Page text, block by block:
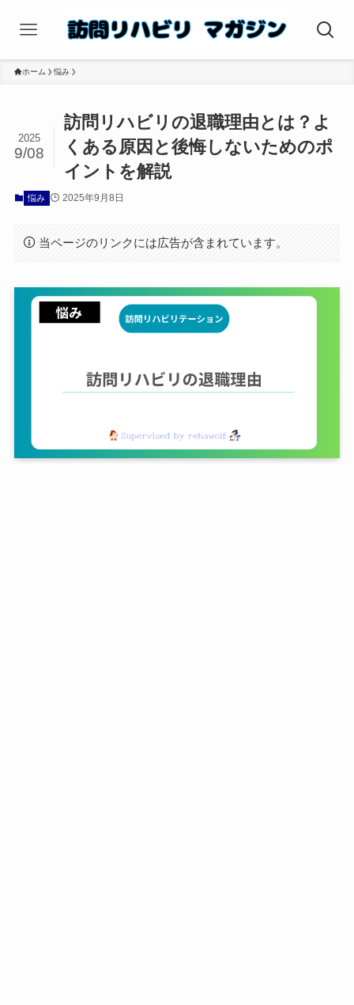
ホーム 悩み
訪問リハビリの退職理由とは？よ
くある原因と後悔しないためのポ
イントを解説
2025
9/08
悩み 2025年9月8日
当ページのリンクには広告が含まれています。